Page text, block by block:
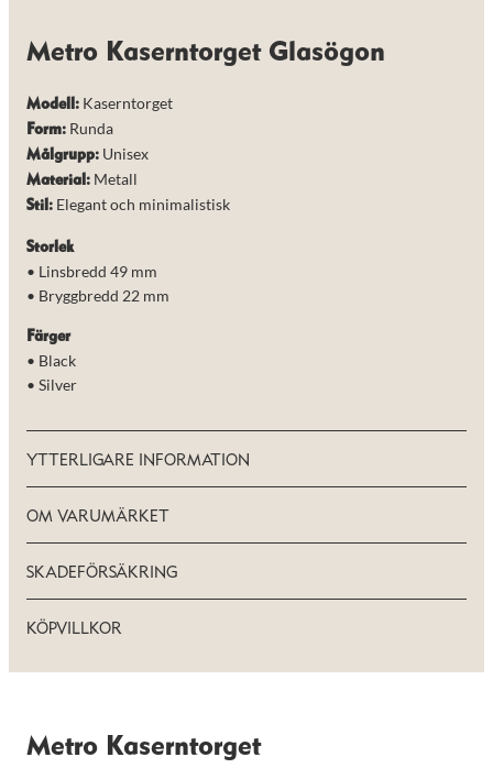
Metro Kaserntorget Glasögon
Modell: Kaserntorget
Form: Runda
Målgrupp: Unisex
Material: Metall
Stil: Elegant och minimalistisk
Storlek
• Linsbredd 49 mm
• Bryggbredd 22 mm
Färger
• Black
• Silver
YTTERLIGARE INFORMATION
OM VARUMÄRKET
SKADEFÖRSÄKRING
KÖPVILLKOR
Metro Kaserntorget
kommer viss
funktionalitet
från
hemsidan.
Marknadsföring
Genom att dela
intressen och ditt
beteende när du
surfar ökar du
chansen att få se
personligt
anpassat innehåll
och erbjudanden.